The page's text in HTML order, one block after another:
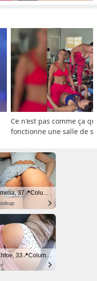
Ce n'est pas comme ça
fonctionne une salle de